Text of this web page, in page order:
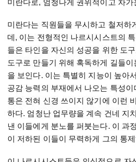
미란다로, 엄청나게 권위적이고 차
미란다는 직원들을 무시하고 철저하
데, 이는 전형적인 나르시시스트의
들은 타인을 자신의 성공을 위한 도
도구로 만들기 위해 혹독하게 길들
을 보인다. 이는 특별히 지능이 높아
공감 능력의 부재에서 나오는 특성이
통은 전혀 신경 쓰이지 않기에 이런
하다. 엄청난 업무량을 계속 건네 지
낸 이들에게 분노를 퍼붓는다. 이 과
이 저하된 이들이 무력하게 그의 통